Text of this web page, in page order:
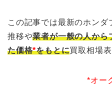
この記事では最新のホン
推移や業者が一般の人から
た価格*をもとに買取相場
*オー